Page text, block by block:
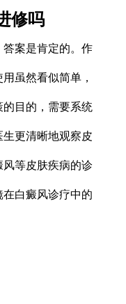
修吗
答案是肯定的。作
虽然看似简单，
目的，需要系统
更清晰地观察皮
等皮肤疾病的诊
白癜风诊疗中的